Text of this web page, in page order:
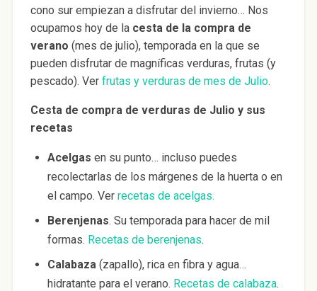
cono sur empiezan a disfrutar del invierno… Nos
ocupamos hoy de la cesta de la compra de
verano (mes de julio), temporada en la que se
pueden disfrutar de magníficas verduras, frutas (y
pescado). Ver frutas y verduras de mes de Julio.
Cesta de compra de verduras de Julio y sus
recetas
Acelgas en su punto… incluso puedes
recolectarlas de los márgenes de la huerta o en
el campo. Ver recetas de acelgas.
Berenjenas. Su temporada para hacer de mil
formas. Recetas de berenjenas.
Calabaza (zapallo), rica en fibra y agua…
hidratante para el verano. Recetas de calabaza.